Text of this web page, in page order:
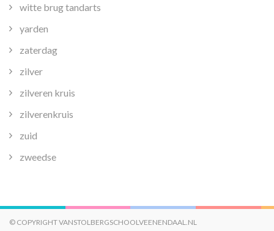
witte brug tandarts
yarden
zaterdag
zilver
zilveren kruis
zilverenkruis
zuid
zweedse
© COPYRIGHT VANSTOLBERGSCHOOLVEENENDAAL.NL